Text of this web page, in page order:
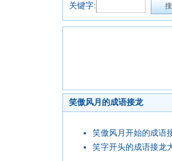
关键字:
笑傲风月的成语接龙
笑傲风月开始的成语
笑字开头的成语接龙